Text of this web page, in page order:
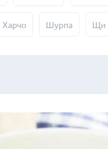
Харчо Шурпа Щи